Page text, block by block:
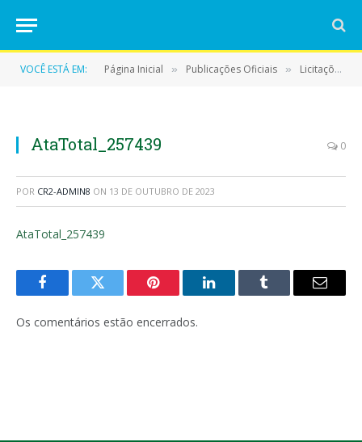
VOCÊ ESTÁ EM: Página Inicial » Publicações Oficiais » Licitações
AtaTotal_257439 0
POR CR2-ADMIN8 ON 13 DE OUTUBRO DE 2023
AtaTotal_257439
FacebookTwitter Pinterest LinkedInTumblr
E-
Os comentários estão encerrados.